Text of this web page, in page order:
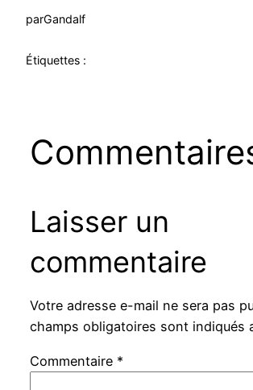
parGandalf
Étiquettes :
Laisser un
commentaire
Votre adresse e-mail ne sera pas
champs obligatoires sont indiqués
Commentaire *